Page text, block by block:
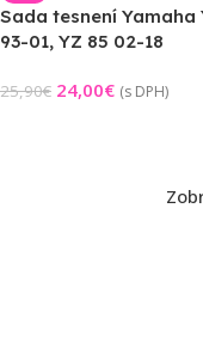
Sada tesnení Yamaha
93-01, YZ 85 02-18
25,90€ 24,00€ (s DPH)